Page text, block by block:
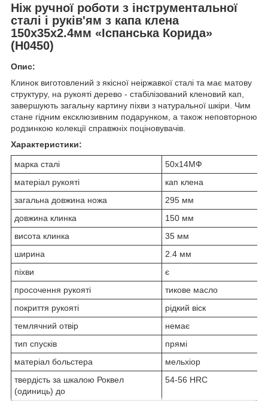
Ніж ручної роботи з інструментальної
сталі і руків'ям з капа клена
150х35х2.4мм «Іспанська Корида»
(Н0450)
Опис:
Клинок виготовлений з якісної неіржавкої сталі та має матову
структуру, на рукояті дерево - стабілізований кленовий кап,
завершують загальну картину піхви з натуральної шкіри. Чим
стане гідним ексклюзивним подарунком, а також неповторною
родзинкою колекції справжніх поціновувачів.
Характеристики:
марка сталі
50х14МФ
матеріал рукояті
кап клена
загальна довжина ножа
295 мм
довжина клинка
150 мм
висота клинка
35 мм
ширина
2.4 мм
піхви
є
просочення рукояті
тикове масло
покриття рукояті
рідкий віск
темлячний отвір
немає
тип спусків
прямі
матеріал больстера
мельхіор
твердість за шкалою Роквел
(одиниць) до
54-56 HRC